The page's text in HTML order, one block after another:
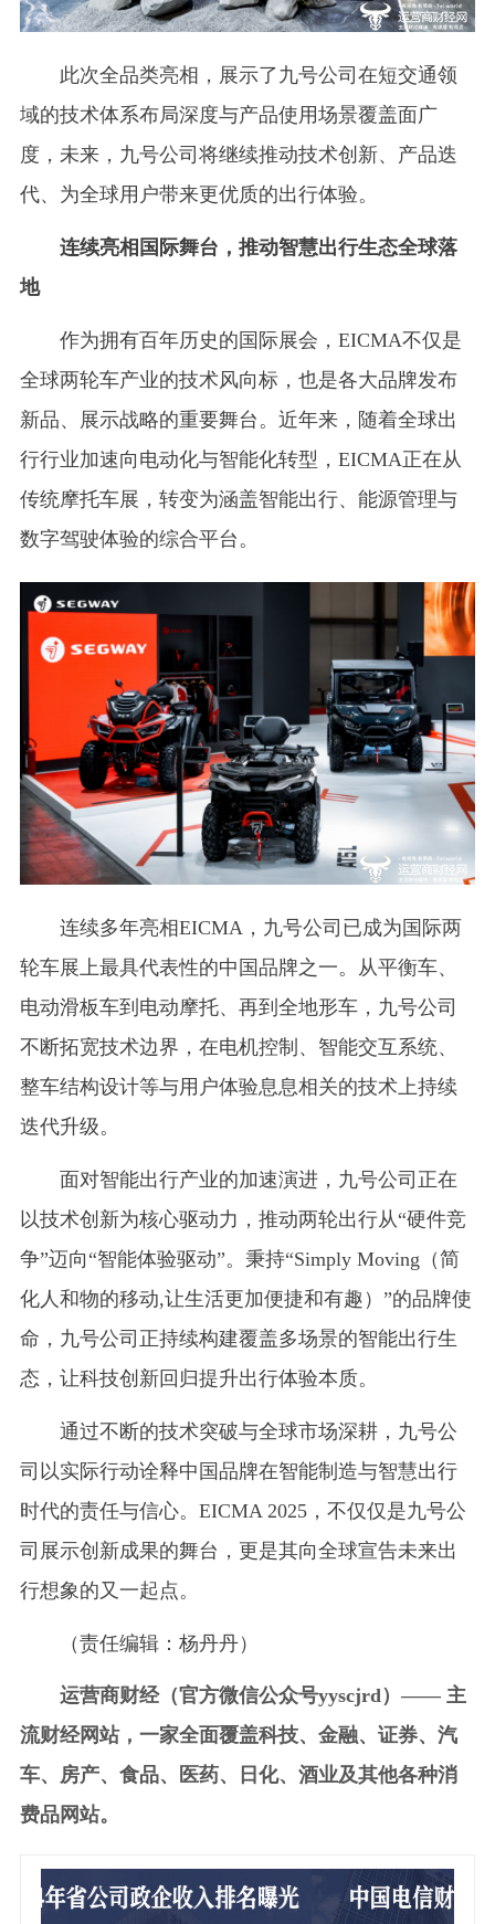
此次全品类亮相，展示了九号公司在短交通领
域的技术体系布局深度与产品使用场景覆盖面广
度，未来，九号公司将继续推动技术创新、产品迭
代、为全球用户带来更优质的出行体验。
连续亮相国际舞台，推动智慧出行生态全球落
地
作为拥有百年历史的国际展会，EICMA不仅是
全球两轮车产业的技术风向标，也是各大品牌发布
新品、展示战略的重要舞台。近年来，随着全球出
行行业加速向电动化与智能化转型，EICMA正在从
传统摩托车展，转变为涵盖智能出行、能源管理与
数字驾驶体验的综合平台。
连续多年亮相EICMA，九号公司已成为国际两
轮车展上最具代表性的中国品牌之一。从平衡车、
电动滑板车到电动摩托、再到全地形车，九号公司
不断拓宽技术边界，在电机控制、智能交互系统、
整车结构设计等与用户体验息息相关的技术上持续
迭代升级。
面对智能出行产业的加速演进，九号公司正在
以技术创新为核心驱动力，推动两轮出行从“硬件竞
争”迈向“智能体验驱动”。秉持“Simply Moving（简
化人和物的移动,让生活更加便捷和有趣）”的品牌使
命，九号公司正持续构建覆盖多场景的智能出行生
态，让科技创新回归提升出行体验本质。
通过不断的技术突破与全球市场深耕，九号公
司以实际行动诠释中国品牌在智能制造与智慧出行
时代的责任与信心。EICMA 2025，不仅仅是九号公
司展示创新成果的舞台，更是其向全球宣告未来出
行想象的又一起点。
（责任编辑：杨丹丹）
运营商财经（官方微信公众号yyscjrd）—— 主
流财经网站，一家全面覆盖科技、金融、证券、汽
车、房产、食品、医药、日化、酒业及其他各种消
费品网站。